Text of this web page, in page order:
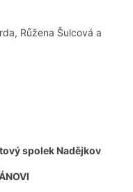
Růžena Šulcová a
spolek Nadějkov